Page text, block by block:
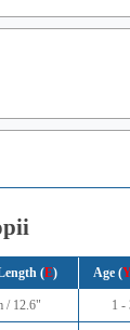
(E) Age (
/ 12.6" 1 -